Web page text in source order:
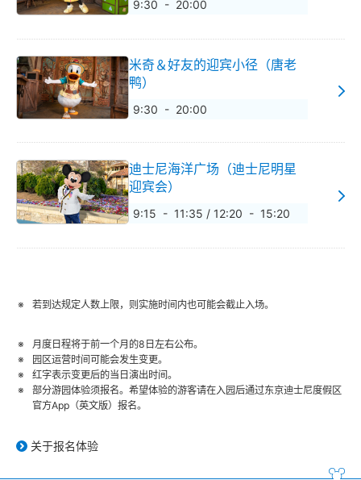
9:30 - 20:00
米奇＆好友的迎宾小径（唐老
鸭）
9:30 - 20:00
迪士尼海洋广场（迪士尼明星
迎宾会）
9:15 - 11:35 / 12:20 - 15:20
若到达规定人数上限，则实施时间内也可能会截止入场。
月度日程将于前一个月的8日左右公布。
园区运营时间可能会发生变更。
红字表示变更后的当日演出时间。
部分游园体验须报名。希望体验的游客请在入园后通过东京迪士尼度假区
官方App（英文版）报名。
关于报名体验